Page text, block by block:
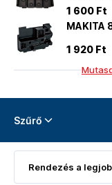
1 600 Ft
MAKITA
1 920 Ft
Szűrő